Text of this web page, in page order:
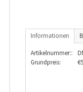
Informationen
Artikelnummer::
Grundpreis: